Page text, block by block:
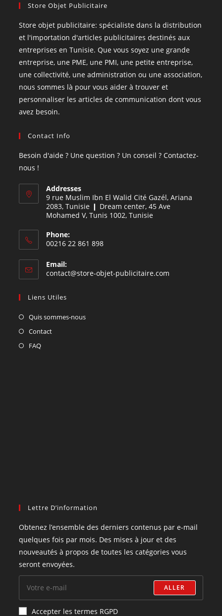
Store Objet Publicitaire
Store objet publicitaire: spécialiste dans la distribution
et l'importation d'articles publicitaires destinés aux
entreprises en Tunisie. Que vous soyez une grande
entreprise, une PME, une PMI, une petite entreprise,
une collectivité, une administration ou une association,
nous sommes là pour vous aider à trouver et
personnaliser les articles de communication dont vous
avez besoin.
Contact Info
Besoin d'aide ? Une question ? Un conseil ? Contactez-
nous !
Addresses
9 rue Muslim Ibn El Walid Cité Gazél, Ariana
2083, Tunisie ❙ Dream center, 45 Ave
Mohamed V, Tunis 1002, Tunisie
Phone:
00216 22 861 898
Email:
contact@store-objet-publicitaire.com
Liens Utiles
Quis sommes-nous
Contact
FAQ
Lettre D’information
Obtenez l’ensemble des derniers contenus par e-mail
quelques fois par mois. Des mises à jour et des
nouveautés à propos de toutes les catégories vous
seront envoyées.
ALLER
Accepter les termes RGPD